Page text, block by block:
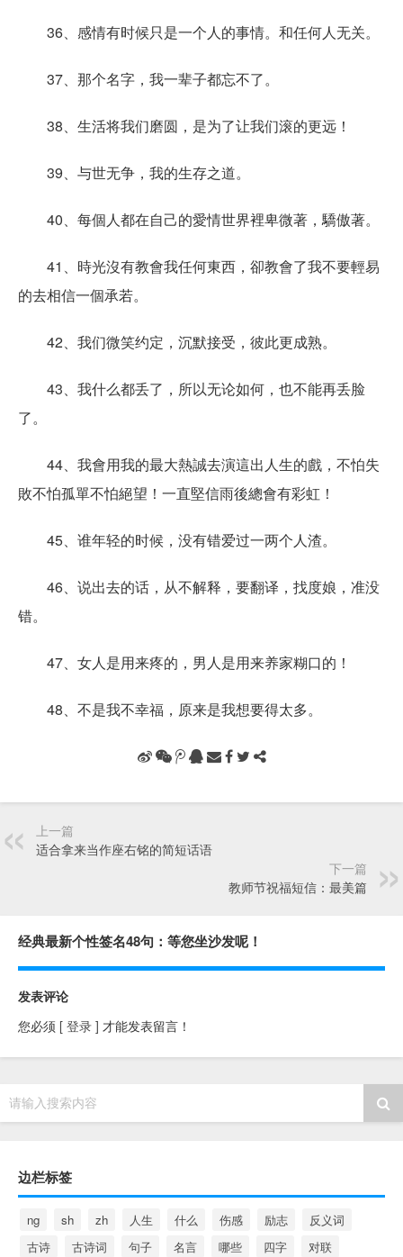
36、感情有时候只是一个人的事情。和任何人无关。
37、那个名字，我一辈子都忘不了。
38、生活将我们磨圆，是为了让我们滚的更远！
39、与世无争，我的生存之道。
40、每個人都在自己的愛情世界裡卑微著，驕傲著。
41、時光沒有教會我任何東西，卻教會了我不要輕易
的去相信一個承若。
42、我们微笑约定，沉默接受，彼此更成熟。
43、我什么都丢了，所以无论如何，也不能再丢脸
了。
44、我會用我的最大熱誠去演這出人生的戲，不怕失
敗不怕孤單不怕絕望！一直堅信雨後總會有彩虹！
45、谁年轻的时候，没有错爱过一两个人渣。
46、说出去的话，从不解释，要翻译，找度娘，准没
错。
47、女人是用来疼的，男人是用来养家糊口的！
48、不是我不幸福，原来是我想要得太多。
上一篇
适合拿来当作座右铭的简短话语
下一篇
教师节祝福短信：最美篇
经典最新个性签名48句：等您坐沙发呢！
发表评论
您必须 [ 登录 ] 才能发表留言！
请输入搜索内容
边栏标签
ng sh zh 人生 什么 伤感 励志
反义词
古诗
古诗词 句子 名言 哪些 四字
对联